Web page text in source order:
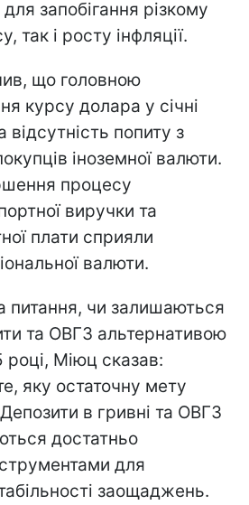
запобігання різкому
так і росту інфляції.
що головною
курсу долара у січні
попиту з
іноземної валюти.
процесу
виручки та
плати сприяли
валюти.
питання, чи залишаються
та ОВГЗ альтернативою
Міюц сказав:
яку остаточну мету
в гривні та ОВГЗ
достатньо
для
заощаджень.